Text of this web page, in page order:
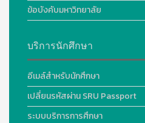
ข้อบังคับมหาวิทยาลัย
บริการนักศึกษา
อีเมล์สำหรับนักศึกษา
เปลี่ยนรหัสผ่าน SRU Passport
ระบบบริการการศึกษา